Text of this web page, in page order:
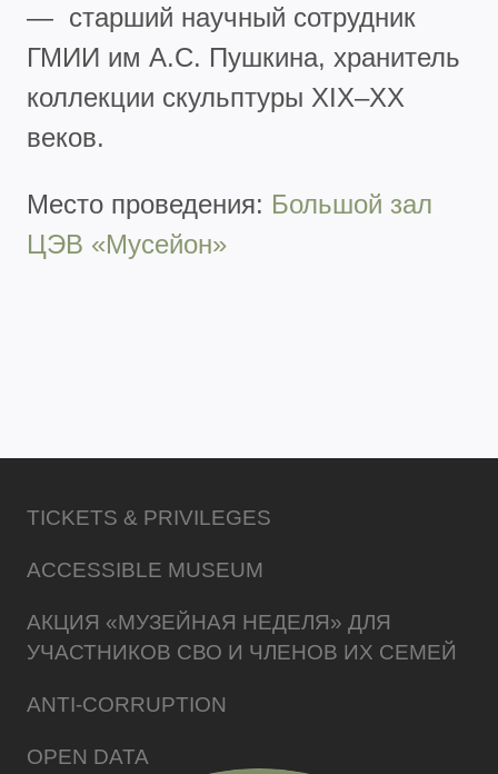
— старший научный сотрудник
ГМИИ им А.С. Пушкина, хранитель
коллекции скульптуры XIX–XX
веков.
Место проведения: Большой зал
ЦЭВ «Мусейон»
TICKETS & PRIVILEGES
ACCESSIBLE MUSEUM
АКЦИЯ «МУЗЕЙНАЯ НЕДЕЛЯ» ДЛЯ
УЧАСТНИКОВ СВО И ЧЛЕНОВ ИХ СЕМЕЙ
ANTI-CORRUPTION
OPEN DATA